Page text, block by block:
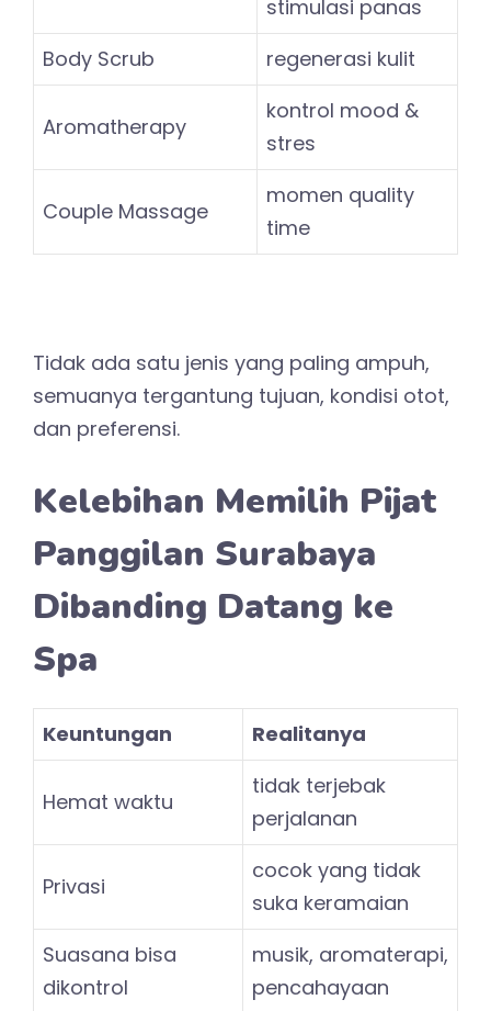
stimulasi panas
Body Scrub
regenerasi kulit
Aromatherapy
kontrol mood &
stres
Couple Massage
momen quality
time
Tidak ada satu jenis yang paling ampuh,
semuanya tergantung tujuan, kondisi otot,
dan preferensi.
Kelebihan Memilih Pijat
Panggilan Surabaya
Dibanding Datang ke
Spa
Keuntungan Realitanya
Hemat waktu
tidak terjebak
perjalanan
Privasi
cocok yang tidak
suka keramaian
Suasana bisa
dikontrol
musik, aromaterapi,
pencahayaan